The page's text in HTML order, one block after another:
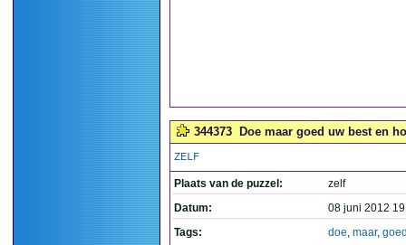
344373 Doe maar goed uw best en
ZELF
Plaats van de puzzel:
zelf
Datum:
08 juni 2012
Tags:
doe, maar,